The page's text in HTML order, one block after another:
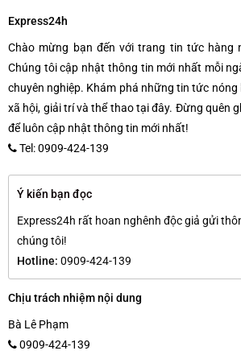
Express24h
Chào mừng bạn đến với trang tin tức hàng
Chúng tôi cập nhật thông tin mới nhất mỗi
chuyên nghiệp. Khám phá những tin tức nóng
xã hội, giải trí và thể thao tại đây. Đừng quên
để luôn cập nhật thông tin mới nhất!
Tel: 0909-424-139
Ý kiến bạn đọc
Express24h rất hoan nghênh độc giả gửi
chúng tôi!
Hotline: 0909-424-139
Chịu trách nhiệm nội dung
Bà Lê Phạm
0909-424-139